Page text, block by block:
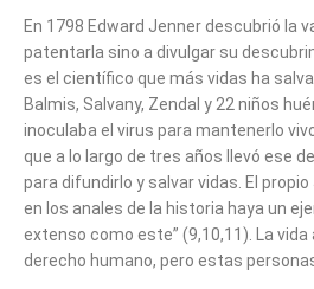
En 1798 Edward Jenner descubrió la
patentarla sino a divulgar su
es el científico que más vidas ha
Balmis, Salvany, Zendal y 22 niños
inoculaba el virus para mantenerlo
que a lo largo de tres años llevó ese
para difundirlo y salvar vidas. El
en los anales de la historia haya un
extenso como este” (9,10,11). La
derecho humano, pero estas